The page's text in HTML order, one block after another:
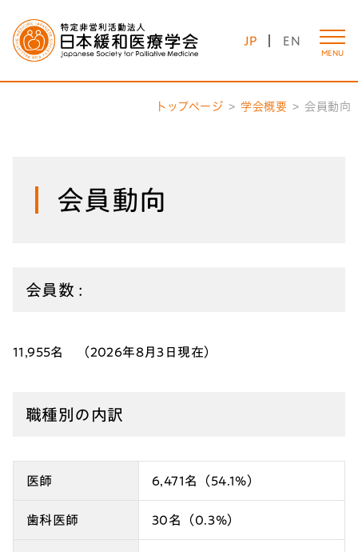
JP EN
MENU
トップページ 学会概要 会員動向
会員動向
会員数 :
11,955名 （2026年8月3日現在）
職種別の内訳
医師 6,471名（54.1%）
歯科医師 30名（0.3%）